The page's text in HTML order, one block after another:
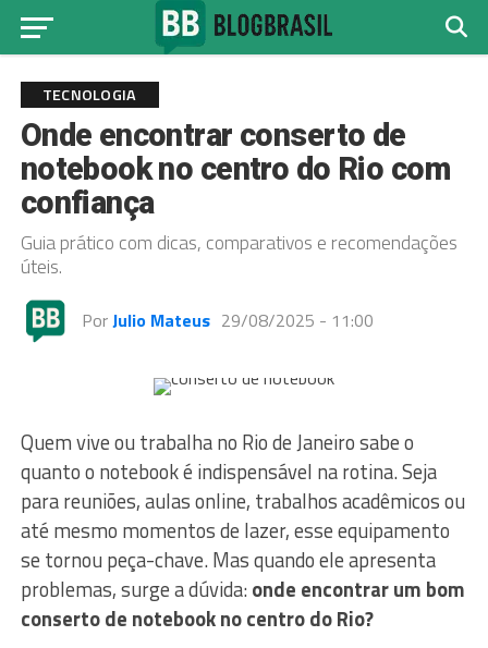
TECNOLOGIA
Onde encontrar conserto de
notebook no centro do Rio com
confiança
Guia prático com dicas, comparativos e recomendações
úteis.
PorJulio Mateus 29/08/2025 - 11:00
Quem vive ou trabalha no Rio de Janeiro sabe o
quanto o notebook é indispensável na rotina. Seja
para reuniões, aulas online, trabalhos acadêmicos ou
até mesmo momentos de lazer, esse equipamento
se tornou peça-chave. Mas quando ele apresenta
problemas, surge a dúvida:onde encontrar um bom
conserto de notebook no centro do Rio?